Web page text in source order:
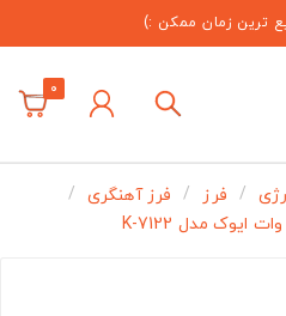
ترین زمان ممکن :)
0
فرز
فرز آهنگری